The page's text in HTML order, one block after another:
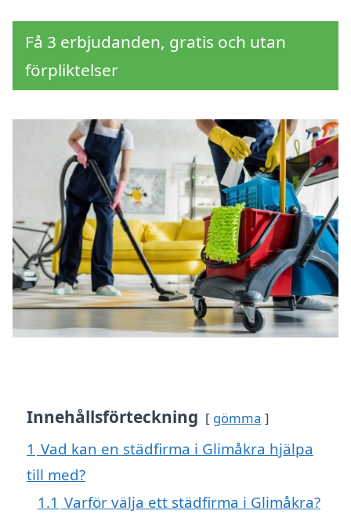
Få 3 erbjudanden, gratis och utan
förpliktelser
Innehållsförteckning gömma
1 Vad kan en städfirma i Glimåkra hjälpa
till med?
1.1 Varför välja ett städfirma i Glimåkra?